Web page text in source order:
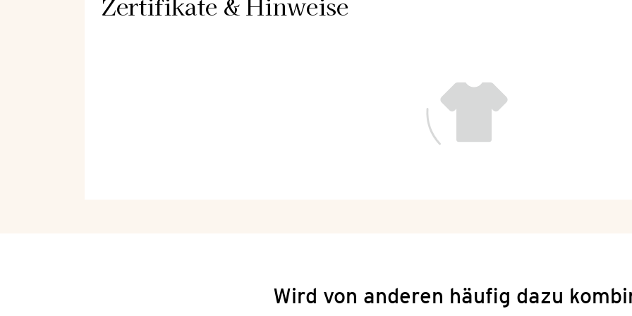
Wird von anderen häufig dazu